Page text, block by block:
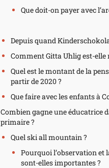
Que doit-on payer avec
Depuis quand
Comment Gitta Uhlig est-elle
Quel est le montant de la
partir de 2020 ?
Que faire avec les enfants à
Combien gagne une éducatrice
primaire ?
Quel ski all mountain ?
Pourquoi l’observation et
sont-elles importantes ?